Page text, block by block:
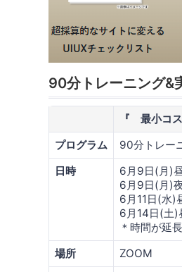
90分トレーニング&
『 最小コ
プログラム
90分トレー
日時
6月9日(月)
6月9日(月)
6月11日(水)
6月14日(土
＊時間が延
場所
ZOOM